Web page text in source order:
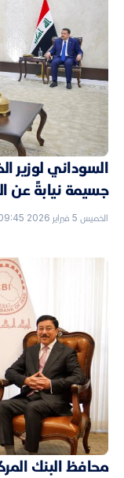
السوداني لوزير
جسيمة نيابةً عن
الخميس 5 فبراير 2026 09:45 م
محافظ البنك